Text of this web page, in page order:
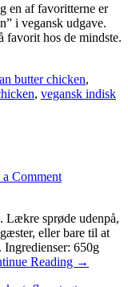
en af favoritterne er
i vegansk udgave.
favorit hos de mindste.
butter chicken,
, vegansk indisk
a Comment
Lækre sprøde udenpå,
eller bare til at
Ingredienser: 650g
Reading →